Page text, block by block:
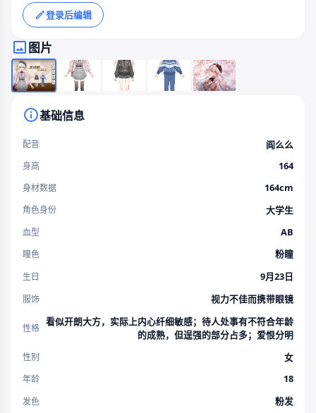
登录后编辑
图片
基础信息
配音 阎么么
身高 164
身材数据 164cm
角色身份 大学生
血型 AB
瞳色 粉瞳
生日 9月23日
服饰 视力不佳而携带眼镜
性格
看似开朗大方，实际上内心纤细敏感；待人处事有不符合年龄
的成熟，但逞强的部分占多；爱恨分明
性别 女
年龄 18
发色 粉发